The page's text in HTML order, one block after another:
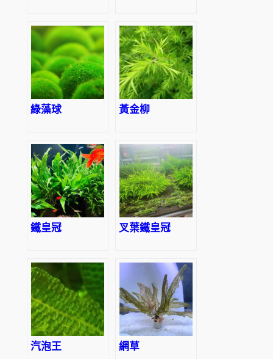
綠藻球 黃金柳
鐵皇冠 叉葉鐵皇冠
汽泡王 網草